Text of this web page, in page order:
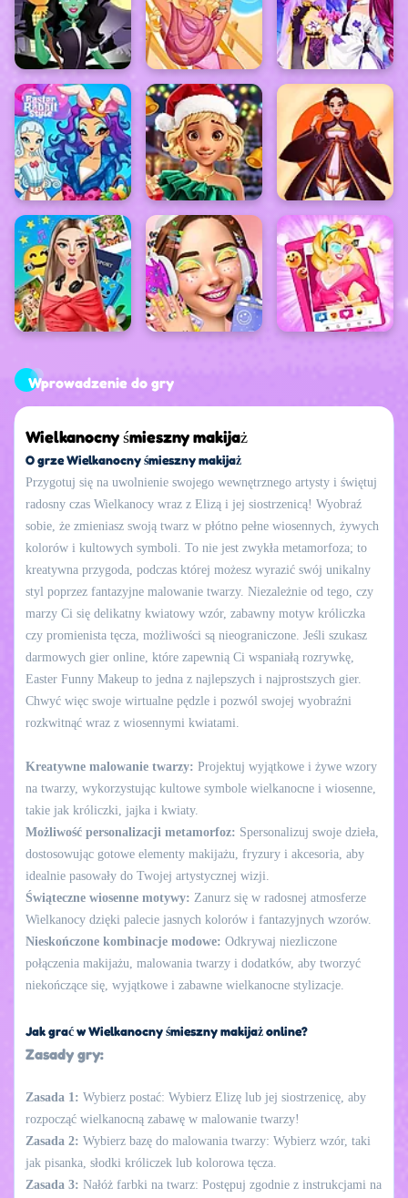
Wprowadzenie do gry
Wielkanocny śmieszny makijaż
O grze Wielkanocny śmieszny makijaż
Przygotuj się na uwolnienie swojego wewnętrznego artysty i świętuj
radosny czas Wielkanocy wraz z Elizą i jej siostrzenicą! Wyobraź
sobie, że zmieniasz swoją twarz w płótno pełne wiosennych, żywych
kolorów i kultowych symboli. To nie jest zwykła metamorfoza; to
kreatywna przygoda, podczas której możesz wyrazić swój unikalny
styl poprzez fantazyjne malowanie twarzy. Niezależnie od tego, czy
marzy Ci się delikatny kwiatowy wzór, zabawny motyw króliczka
czy promienista tęcza, możliwości są nieograniczone. Jeśli szukasz
darmowych gier online, które zapewnią Ci wspaniałą rozrywkę,
Easter Funny Makeup to jedna z najlepszych i najprostszych gier.
Chwyć więc swoje wirtualne pędzle i pozwól swojej wyobraźni
rozkwitnąć wraz z wiosennymi kwiatami.
Kreatywne malowanie twarzy: Projektuj wyjątkowe i żywe wzory
na twarzy, wykorzystując kultowe symbole wielkanocne i wiosenne,
takie jak króliczki, jajka i kwiaty.
Możliwość personalizacji metamorfoz: Spersonalizuj swoje dzieła,
dostosowując gotowe elementy makijażu, fryzury i akcesoria, aby
idealnie pasowały do Twojej artystycznej wizji.
Świąteczne wiosenne motywy: Zanurz się w radosnej atmosferze
Wielkanocy dzięki palecie jasnych kolorów i fantazyjnych wzorów.
Nieskończone kombinacje modowe: Odkrywaj niezliczone
połączenia makijażu, malowania twarzy i dodatków, aby tworzyć
niekończące się, wyjątkowe i zabawne wielkanocne stylizacje.
Jak grać w Wielkanocny śmieszny makijaż online?
Zasady gry:
Zasada 1: Wybierz postać: Wybierz Elizę lub jej siostrzenicę, aby
rozpocząć wielkanocną zabawę w malowanie twarzy!
Zasada 2: Wybierz bazę do malowania twarzy: Wybierz wzór, taki
jak pisanka, słodki króliczek lub kolorowa tęcza.
Zasada 3: Nałóż farbki na twarz: Postępuj zgodnie z instrukcjami na